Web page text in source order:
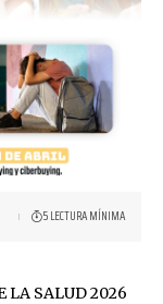
5 LECTURA MÍNIMA
LA SALUD 2026